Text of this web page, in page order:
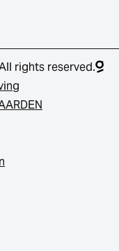
rights reserved.